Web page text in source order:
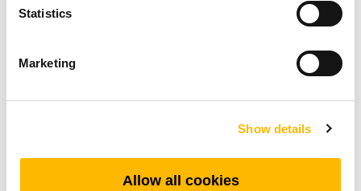
Statistics
Marketing
Show details
Allow all cookies
Comfort Motion
主な特長
アクチュエーター接続可能数：1~2
最大利用可能ボタン数：4
色：黒、灰色